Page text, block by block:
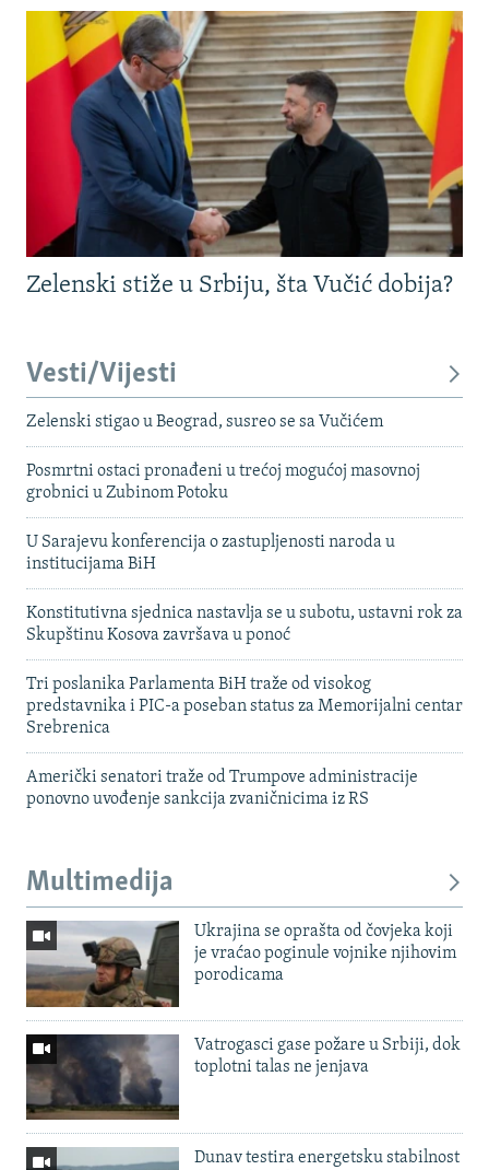
Zelenski stiže u Srbiju, šta Vučić dobija?
Vesti/Vijesti
Zelenski stigao u Beograd, susreo se sa Vučićem
Posmrtni ostaci pronađeni u trećoj mogućoj masovnoj
grobnici u Zubinom Potoku
U Sarajevu konferencija o zastupljenosti naroda u
institucijama BiH
Konstitutivna sjednica nastavlja se u subotu, ustavni rok za
Skupštinu Kosova završava u ponoć
Tri poslanika Parlamenta BiH traže od visokog
predstavnika i PIC-a poseban status za Memorijalni centar
Srebrenica
Američki senatori traže od Trumpove administracije
ponovno uvođenje sankcija zvaničnicima iz RS
Multimedija
Ukrajina se oprašta od čovjeka koji
je vraćao poginule vojnike njihovim
porodicama
Vatrogasci gase požare u Srbiji, dok
toplotni talas ne jenjava
Dunav testira energetsku stabilnost